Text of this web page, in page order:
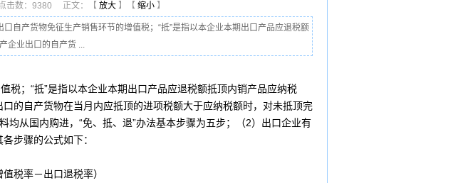
击数：9380 正文：【 放大 】【 缩小 】
产货物免征生产销售环节的增值税；“抵”是指以本企业本期出口产品应退税额
企业出口的自产货 ...
税；“抵”是指以本企业本期出口产品应退税额抵顶内销产品应纳税
的自产货物在当月内应抵顶的进项税额大于应纳税额时，对未抵顶完
均从国内购进，“免、抵、退”办法基本步骤为五步；（2）出口企业有
步骤的公式如下：
值税率－出口退税率）